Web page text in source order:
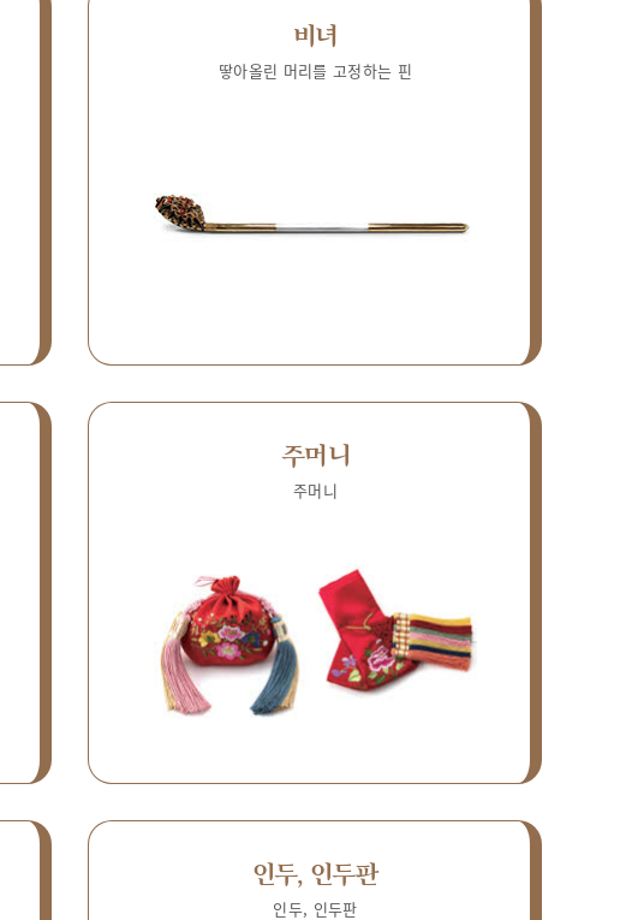
비녀
땋아올린 머리를 고정하는 핀
주머니
주머니
인두, 인두판
인두, 인두판